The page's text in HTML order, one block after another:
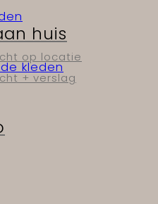
huis
op locatie
+ verslag
kleden